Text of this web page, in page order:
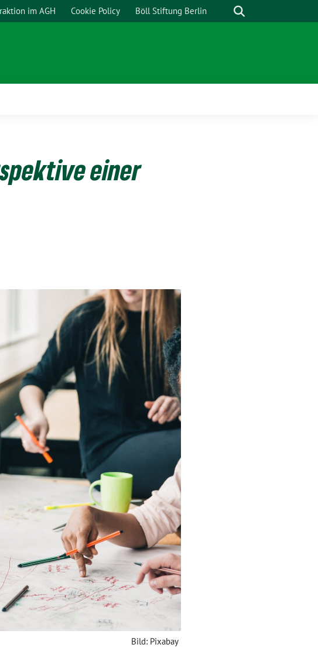
im AGH Cookie Policy Böll Stiftung Berlin
einer
Bild: Pixabay